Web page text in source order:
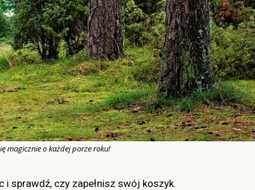
magicznie o każdej porze roku!
sprawdź, czy zapełnisz swój koszyk.